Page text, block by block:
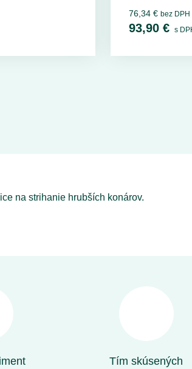
76,34 € bez DPH
93,90 € s
na strihanie hrubších konárov.
Tím skúsených